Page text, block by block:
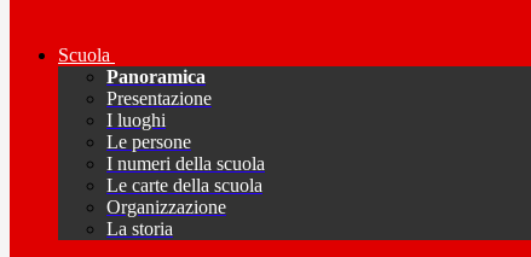
Scuola
Panoramica
Presentazione
I luoghi
Le persone
I numeri della scuola
Le carte della scuola
Organizzazione
La storia